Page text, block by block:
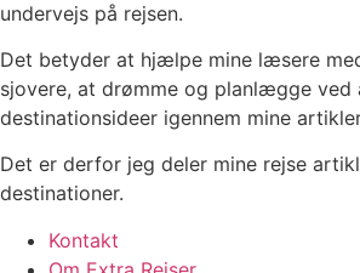
undervejs på rejsen.
Det betyder at hjælpe mine læsere
sjovere, at drømme og planlægge
destinationsideer igennem mine
Det er derfor jeg deler mine rejse
destinationer.
Kontakt